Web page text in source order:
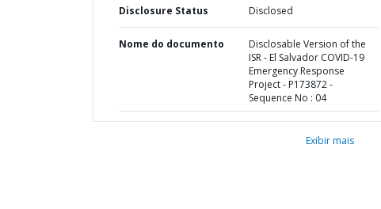
Disclosure Status Disclosed
Nome do documento
Disclosable Version of the
ISR - El Salvador COVID-19
Emergency Response
Project - P173872 -
Sequence No : 04
Exibir mais